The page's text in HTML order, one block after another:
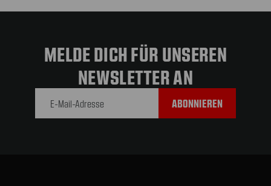
MELDE DICH FÜR UNSEREN
NEWSLETTER AN